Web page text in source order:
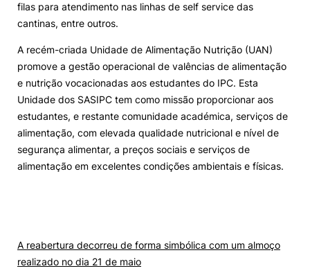
filas para atendimento nas linhas de self service das
cantinas, entre outros.
A recém-criada Unidade de Alimentação Nutrição (UAN)
promove a gestão operacional de valências de alimentação
e nutrição vocacionadas aos estudantes do IPC. Esta
Unidade dos SASIPC tem como missão proporcionar aos
estudantes, e restante comunidade académica, serviços de
alimentação, com elevada qualidade nutricional e nível de
segurança alimentar, a preços sociais e serviços de
alimentação em excelentes condições ambientais e físicas.
A reabertura decorreu de forma simbólica com um almoço
realizado no dia 21 de maio